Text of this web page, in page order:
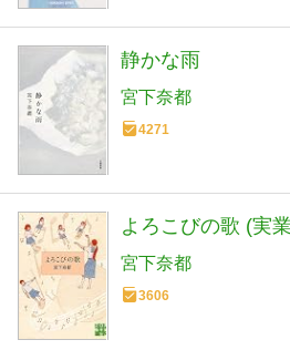
静かな雨
宮下奈都
4271
よろこびの歌 (実
宮下奈都
3606